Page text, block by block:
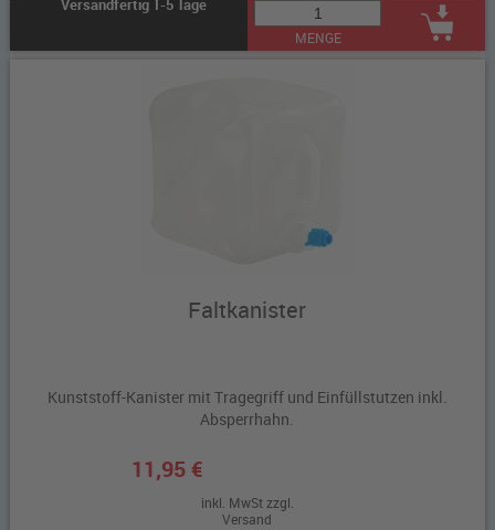
Versandfertig 1-5 Tage
MENGE
Faltkanister
Kunststoff-Kanister mit Tragegriff und Einfüllstutzen inkl.
Absperrhahn.
11,95 €
inkl. MwSt zzgl.
Versand